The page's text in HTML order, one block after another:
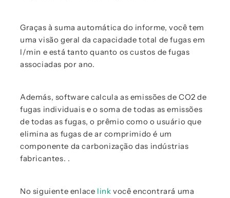
Graças à suma automática do informe, você tem
uma visão geral da capacidade total de fugas em
l/min e está tanto quanto os custos de fugas
associadas por ano.
Además, software calcula as emissões de CO2 de
fugas individuais e o soma de todas as emissões
de todas as fugas, o prêmio como o usuário que
elimina as fugas de ar comprimido é um
componente da carbonização das indústrias
fabricantes. .
No siguiente enlace link você encontrará uma